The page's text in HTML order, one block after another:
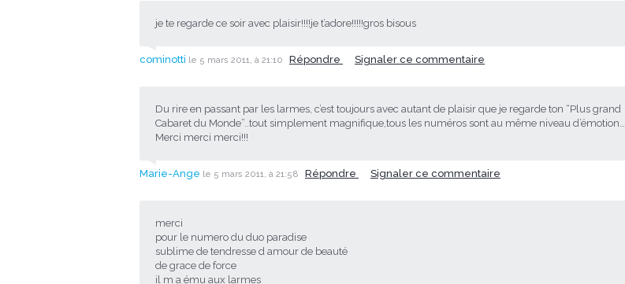
je te regarde ce soir avec plaisir!!!!je t’adore!!!!!gros bisous
cominotti le 5 mars 2011, à 21:10 Répondre Signaler ce commentaire
Du rire en passant par les larmes, c’est toujours avec autant de plaisir que je regarde ton “Plus grand
Cabaret du Monde”..tout simplement magnifique,tous les numéros sont au même niveau d’émotion…
Merci merci merci!!!
Marie-Ange le 5 mars 2011, à 21:58 Répondre Signaler ce commentaire
merci
pour le numero du duo paradise
sublime de tendresse d amour de beauté
de grace de force
il m a ému aux larmes